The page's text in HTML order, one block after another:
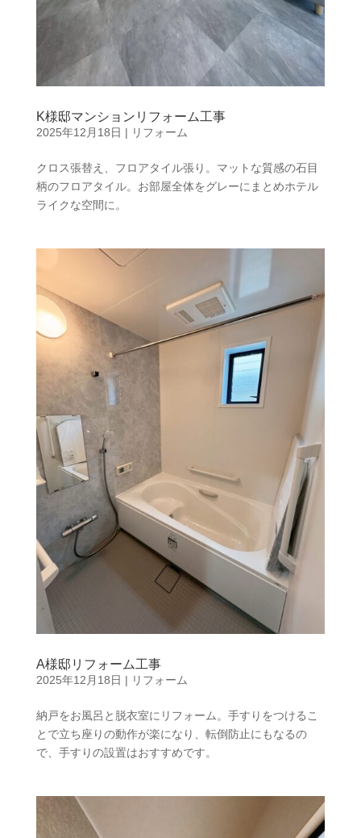
K様邸マンションリフォーム工事
2025年12月18日 | リフォーム
クロス張替え、フロアタイル張り。マットな質感の石目
柄のフロアタイル。お部屋全体をグレーにまとめホテル
ライクな空間に。
A様邸リフォーム工事
2025年12月18日 | リフォーム
納戸をお風呂と脱衣室にリフォーム。手すりをつけるこ
とで立ち座りの動作が楽になり、転倒防止にもなるの
で、手すりの設置はおすすめです。